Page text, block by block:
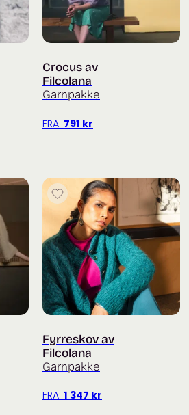
Crocus av
Filcolana
Garnpakke
FRA: 791 kr
Fyrreskov av
Filcolana
Garnpakke
FRA: 1 347 kr